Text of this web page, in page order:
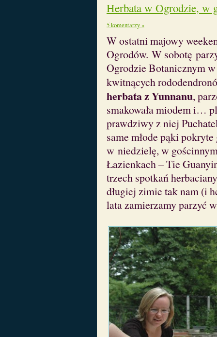
Herbata w Ogrodzie, w
5 komentarzy »
W ostatni majowy
Ogrodów. W sobotę
Ogrodzie Botanicznym
kwitnących
herbata z Yunnanu,
smakowała miodem i…
prawdziwy z niej
same młode pąki
w niedzielę, w
Łazienkach – Tie
trzech spotkań
długiej zimie tak nam (i
lata zamierzamy parzyć